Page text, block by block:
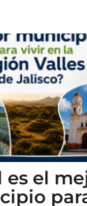
es el